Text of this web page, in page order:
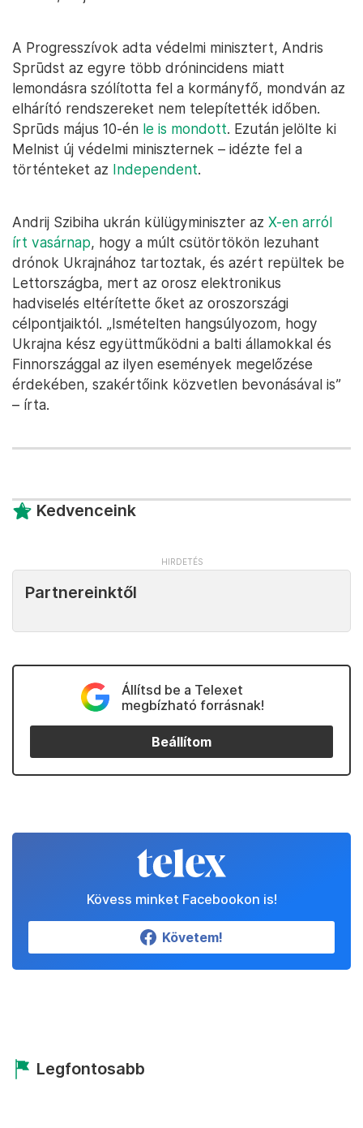
A Progresszívok adta védelmi minisztert, Andris
Sprūdst az egyre több drónincidens miatt
lemondásra szólította fel a kormányfő, mondván az
elhárító rendszereket nem telepítették időben.
Sprūds május 10-én le is mondott. Ezután jelölte ki
Melnist új védelmi miniszternek – idézte fel a
történteket az Independent.
Andrij Szibiha ukrán külügyminiszter az X-en arról
írt vasárnap, hogy a múlt csütörtökön lezuhant
drónok Ukrajnához tartoztak, és azért repültek be
Lettországba, mert az orosz elektronikus
hadviselés eltérítette őket az oroszországi
célpontjaiktól. „Ismételten hangsúlyozom, hogy
Ukrajna kész együttműködni a balti államokkal és
Finnországgal az ilyen események megelőzése
érdekében, szakértőink közvetlen bevonásával is”
– írta.
Kedvenceink
Partnereinktől
Állítsd be a Telexet
megbízható forrásnak!
Beállítom
Kövess minket Facebookon is!
Követem!
Legfontosabb